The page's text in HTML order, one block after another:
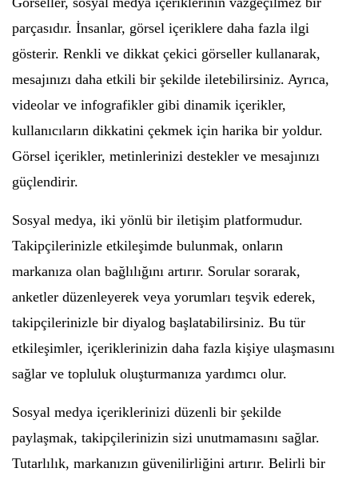
parçasıdır. İnsanlar, görsel içeriklere daha fazla ilgi
gösterir. Renkli ve dikkat çekici görseller kullanarak,
mesajınızı daha etkili bir şekilde iletebilirsiniz. Ayrıca,
videolar ve infografikler gibi dinamik içerikler,
kullanıcıların dikkatini çekmek için harika bir yoldur.
Görsel içerikler, metinlerinizi destekler ve mesajınızı
güçlendirir.
Sosyal medya, iki yönlü bir iletişim platformudur.
Takipçilerinizle etkileşimde bulunmak, onların
markanıza olan bağlılığını artırır. Sorular sorarak,
anketler düzenleyerek veya yorumları teşvik ederek,
takipçilerinizle bir diyalog başlatabilirsiniz. Bu tür
etkileşimler, içeriklerinizin daha fazla kişiye ulaşmasını
sağlar ve topluluk oluşturmanıza yardımcı olur.
Sosyal medya içeriklerinizi düzenli bir şekilde
paylaşmak, takipçilerinizin sizi unutmamasını sağlar.
Tutarlılık, markanızın güvenilirliğini artırır. Belirli bir